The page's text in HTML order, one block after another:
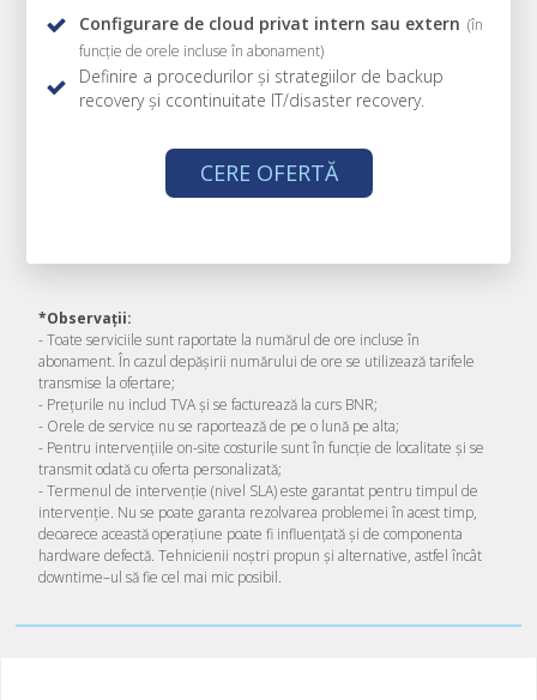
Configurare de cloud privat intern sau extern (în
funcție de orele incluse în abonament)
Definire a procedurilor și strategiilor de backup
recovery și ccontinuitate IT/disaster recovery.
CERE OFERTĂ
*Observații:
- Toate serviciile sunt raportate la numărul de ore incluse în
abonament. În cazul depășirii numărului de ore se utilizează tarifele
transmise la ofertare;
- Prețurile nu includ TVA și se facturează la curs BNR;
- Orele de service nu se raportează de pe o lună pe alta;
- Pentru intervențiile on-site costurile sunt în funcție de localitate și se
transmit odată cu oferta personalizată;
- Termenul de intervenție (nivel SLA) este garantat pentru timpul de
intervenție. Nu se poate garanta rezolvarea problemei în acest timp,
deoarece această operațiune poate fi influențată și de componenta
hardware defectă. Tehnicienii noștri propun și alternative, astfel încât
downtime–ul să fie cel mai mic posibil.